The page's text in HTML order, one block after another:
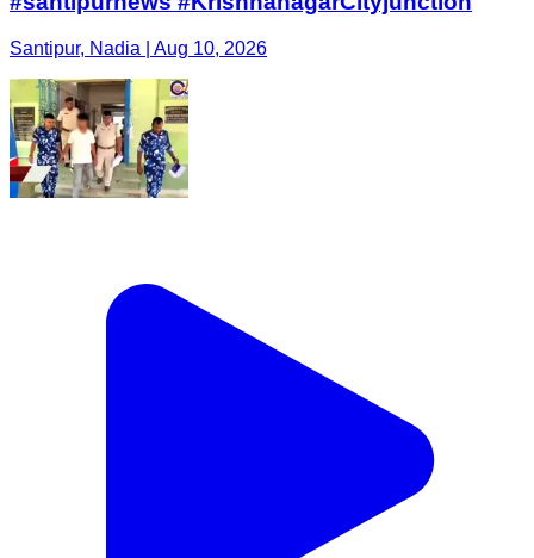
Santipur, Nadia | Aug 10, 2026